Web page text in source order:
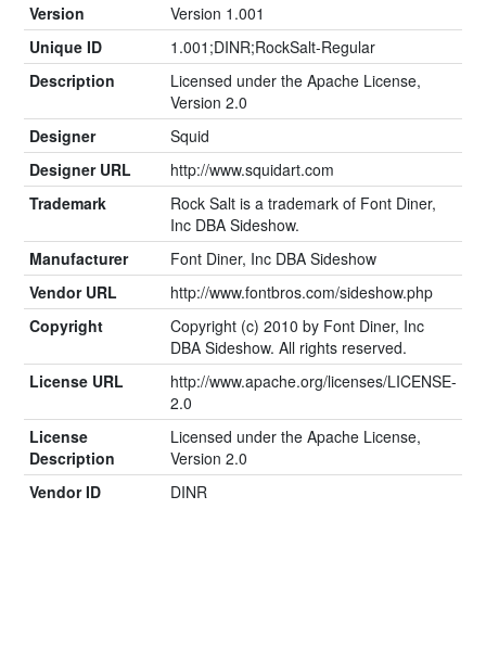
Version
Version 1.001
Unique ID
1.001;DINR;RockSalt-Regular
Description
Licensed under the Apache License,
Version 2.0
Designer
Squid
Designer URL
http://www.squidart.com
Trademark
Rock Salt is a trademark of Font Diner,
Inc DBA Sideshow.
Manufacturer
Font Diner, Inc DBA Sideshow
Vendor URL
http://www.fontbros.com/sideshow.php
Copyright
Copyright (c) 2010 by Font Diner, Inc
DBA Sideshow. All rights reserved.
License URL
http://www.apache.org/licenses/LICENSE-
2.0
License
Description
Licensed under the Apache License,
Version 2.0
Vendor ID
DINR